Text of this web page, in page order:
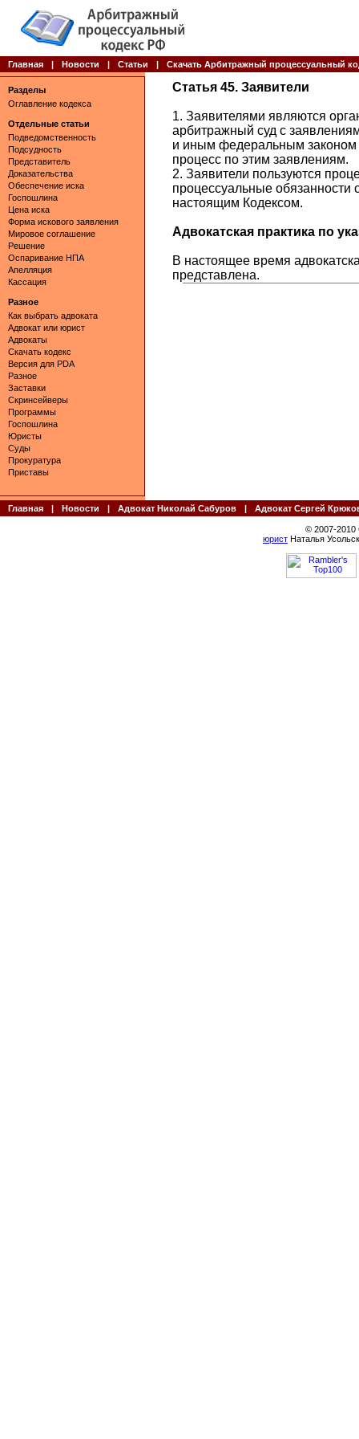
Главная | Новости | Статьи | Скачать Арбитражный процессуальный
Разделы
Оглавление кодекса
Отдельные статьи
Подведомственность
Подсудность
Представитель
Доказательства
Обеспечение иска
Госпошлина
Цена иска
Форма искового заявления
Мировое соглашение
Решение
Оспаривание НПА
Апелляция
Кассация
Разное
Как выбрать адвоката
Адвокат или юрист
Адвокаты
Скачать кодекс
Версия для PDA
Разное
Заставки
Скринсейверы
Программы
Госпошлина
Юристы
Суды
Прокуратура
Приставы
Статья 45. Заявители
1. Заявителями являются
арбитражный суд с
и иным федеральным законом
процесс по этим заявлениям.
2. Заявители пользуются
процессуальные обязанности
настоящим Кодексом.
Адвокатская практика по
В настоящее время
представлена.
Главная | Новости | Адвокат Николай Сабуров | Адвокат Сергей
© 2007-
юрист Наталья